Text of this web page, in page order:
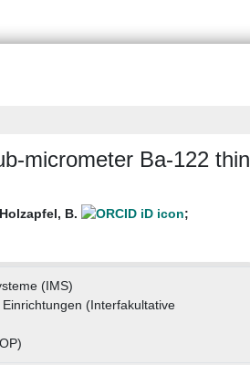
micrometer Ba-122 thin
Holzapfel, B.
;
(IMS)
(Interfakultative